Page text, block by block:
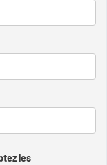
les